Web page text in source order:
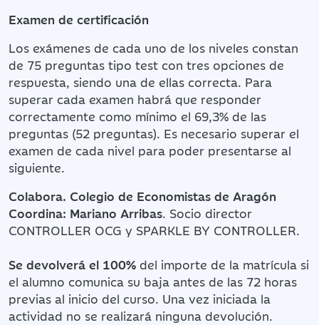
Examen de certificación
Los exámenes de cada uno de los niveles constan
de 75 preguntas tipo test con tres opciones de
respuesta, siendo una de ellas correcta. Para
superar cada examen habrá que responder
correctamente como mínimo el 69,3% de las
preguntas (52 preguntas). Es necesario superar el
examen de cada nivel para poder presentarse al
siguiente.
Colabora. Colegio de Economistas de Aragón
Coordina: Mariano Arribas. Socio director
CONTROLLER OCG y SPARKLE BY CONTROLLER.
Se devolverá el 100% del importe de la matrícula si
el alumno comunica su baja antes de las 72 horas
previas al inicio del curso. Una vez iniciada la
actividad no se realizará ninguna devolución.